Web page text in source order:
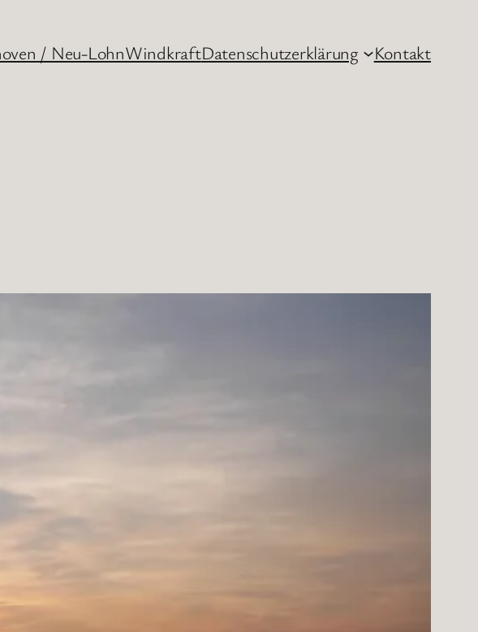
/ Neu-LohnWindkraftDatenschutzerklärung Kontakt